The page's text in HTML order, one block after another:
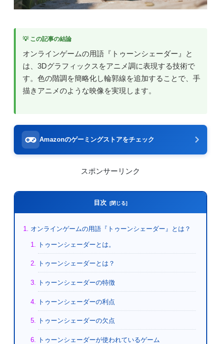
💡 この記事の結論
オンラインゲームの用語『トゥーンシェーダー』と
は、3Dグラフィックスをアニメ調に表現する技術で
す。色の階調を簡略化し輪郭線を追加することで、手
描きアニメのような映像を実現します。
Amazonのゲーミングストアをチェック
スポンサーリンク
目次
オンラインゲームの用語『トゥーンシェーダー』とは？
トゥーンシェーダーとは。
トゥーンシェーダーとは？
トゥーンシェーダーの特徴
トゥーンシェーダーの利点
トゥーンシェーダーの欠点
トゥーンシェーダーが使われているゲーム